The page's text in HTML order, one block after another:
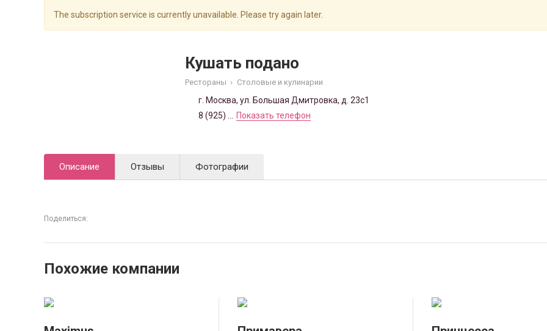
The subscription service is currently unavailable. Please try again later.
Кушать подано
Рестораны › Столовые и кулинарии
г. Москва, ул. Большая Дмитровка, д. 23с1
8 (925) ...
Показать телефон
Описание Отзывы Фотографии
Поделиться:
Похожие компании